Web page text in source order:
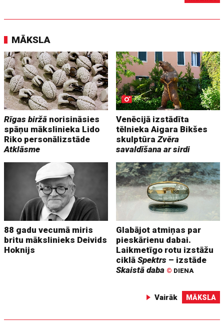
MĀKSLA
Rīgas biržā norisināsies
spāņu mākslinieka Lido
Riko personālizstāde
Atklāsme
Venēcijā izstādīta
tēlnieka Aigara Bikšes
skulptūraZvēra
savaldīšana ar sirdi
88 gadu vecumā miris
britu mākslinieks Deivids
Hoknijs
Glabājot atmiņas par
pieskārienu dabai.
Laikmetīgo rotu izstāžu
ciklāSpektrs – izstāde
Skaistā daba © DIENA
Vairāk MĀKSLA